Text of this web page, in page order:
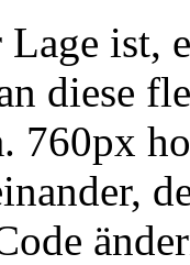
Lage ist,
diese
760px